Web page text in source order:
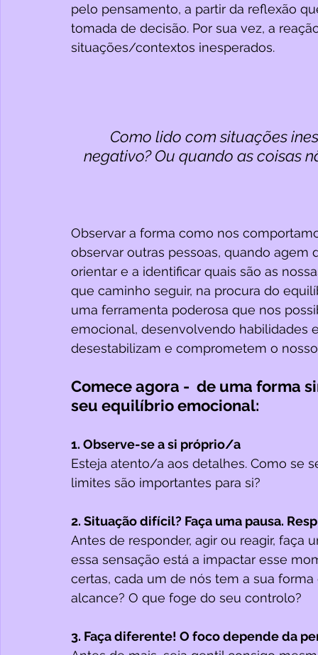
pelo pensamento, a partir da reflexão
tomada de decisão. Por sua vez, a
situações/contextos inesperados.
Como lido com situações
negativo? Ou quando as coisas
Observar a forma como nos
observar outras pessoas, quando
orientar e a identificar quais são as
que caminho seguir, na procura do
uma ferramenta poderosa que nos
emocional, desenvolvendo habilidades
desestabilizam e comprometem o
Comece agora -  de uma forma
seu equilíbrio emocional:
1. Observe-se a si próprio/a
Esteja atento/a aos detalhes. Como se
limites são importantes para si?
2. Situação difícil? Faça uma pausa.
Antes de responder, agir ou reagir,
essa sensação está a impactar esse
certas, cada um de nós tem a sua
alcance? O que foge do seu controlo?
3. Faça diferente! O foco depende da